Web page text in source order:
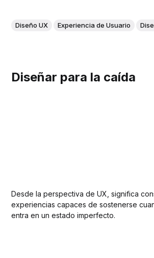
Diseño UX Experiencia de Usuario
Diseñar para la caída
Desde la perspectiva de UX, significa
experiencias capaces de sostenerse
entra en un estado imperfecto.